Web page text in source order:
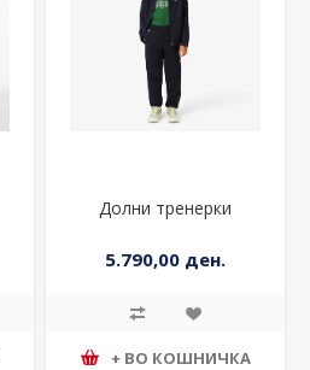
Долни тренерки
5.790,00 ден.
+ ВО КОШНИЧКА